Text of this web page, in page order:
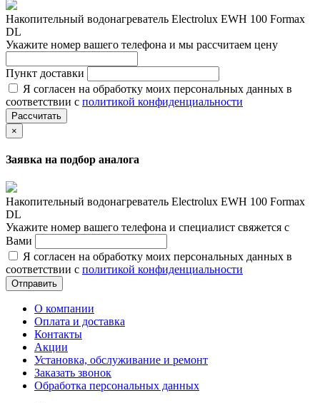
Накопительный водонагреватель Electrolux EWH 100 Formax
DL
Укажите номер вашего телефона и мы рассчитаем цену
Пункт доставки
Я согласен на обработку моих персональных данных в
соответствии с политикой конфиденциальности
Рассчитать
×
Заявка на подбор аналога
Накопительный водонагреватель Electrolux EWH 100 Formax
DL
Укажите номер вашего телефона и специалист свяжется с
Вами
Я согласен на обработку моих персональных данных в
соответствии с политикой конфиденциальности
Отправить
О компании
Оплата и доставка
Контакты
Акции
Установка, обслуживание и ремонт
Заказать звонок
Обработка персональных данных